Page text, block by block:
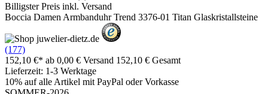
Billigster Preis inkl. Versand
Boccia Damen Armbanduhr Trend 3376-01 Titan Glaskristallsteine
(177)
152,10 €* ab 0,00 € Versand 152,10 € Gesamt
Lieferzeit: 1-3 Werktage
10% auf alle Artikel mit PayPal oder Vorkasse